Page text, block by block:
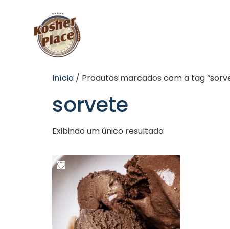
Início / Produtos marcados com a tag
sorvete
Exibindo um único resultado